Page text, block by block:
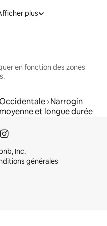
plus
en fonction des zones
Narrogin
et longue durée
Inc.
générales